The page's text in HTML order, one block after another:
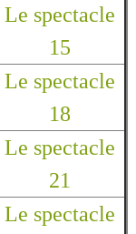
Le spectacle
15
Le spectacle
18
Le spectacle
21
Le spectacle